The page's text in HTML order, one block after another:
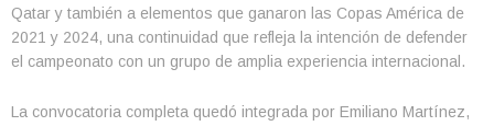
Qatar y también a elementos que ganaron las Copas América de
2021 y 2024, una continuidad que refleja la intención de defender
el campeonato con un grupo de amplia experiencia internacional.
La convocatoria completa quedó integrada por Emiliano Martínez,